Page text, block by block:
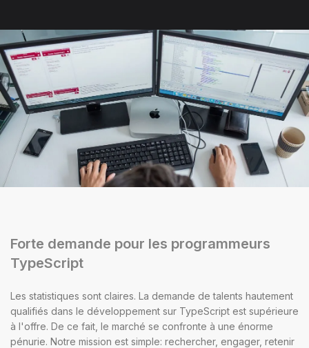
Forte demande pour les programmeurs
TypeScript
Les statistiques sont claires. La demande de talents hautement
qualifiés dans le développement sur TypeScript est supérieure
à l'offre. De ce fait, le marché se confronte à une énorme
pénurie. Notre mission est simple: rechercher, engager, retenir